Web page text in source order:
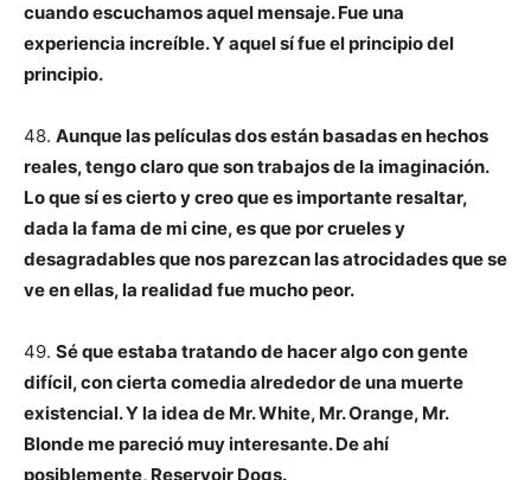
cuando escuchamos aquel mensaje. Fue una
experiencia increíble. Y aquel sí fue el principio del
principio.
48. Aunque las películas dos están basadas en hechos
reales, tengo claro que son trabajos de la imaginación.
Lo que sí es cierto y creo que es importante resaltar,
dada la fama de mi cine, es que por crueles y
desagradables que nos parezcan las atrocidades que se
ve en ellas, la realidad fue mucho peor.
49. Sé que estaba tratando de hacer algo con gente
difícil, con cierta comedia alrededor de una muerte
existencial. Y la idea de Mr. White, Mr. Orange, Mr.
Blonde me pareció muy interesante. De ahí
posiblemente, Reservoir Dogs.